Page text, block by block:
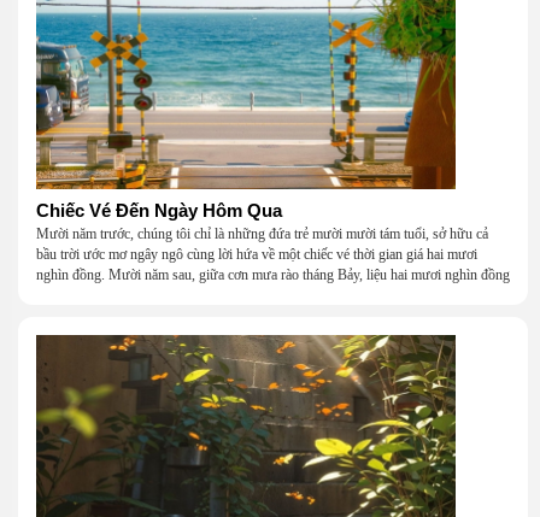
Chiếc Vé Đến Ngày Hôm Qua
Mười năm trước, chúng tôi chỉ là những đứa trẻ mười mười tám tuổi, sở hữu cả
bầu trời ước mơ ngây ngô cùng lời hứa về một chiếc vé thời gian giá hai mươi
nghìn đồng. Mười năm sau, giữa cơn mưa rào tháng Bảy, liệu hai mươi nghìn đồng